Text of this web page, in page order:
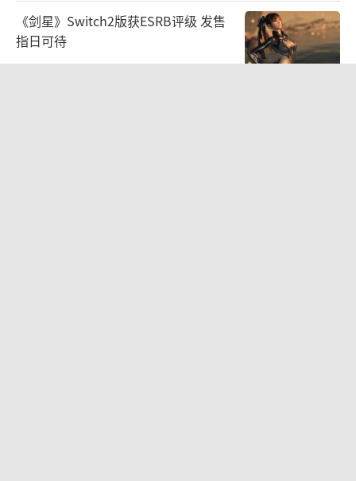
《剑星》Switch2版获ESRB评级 发售
指日可待
2026-07-22 10:30:33